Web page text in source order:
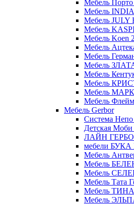
Мебель
Мебель
Мебель JULY
Мебель
Мебель Koen
Мебель
Мебель
Мебель
Мебель
Мебель
Мебель
Мебель
Мебель Gerbor
Cистема Непо
Детская
ЛАЙН
мебели БУКА
Мебель
Мебель
Мебель
Мебель Тата
Мебель ТИНА
Мебель